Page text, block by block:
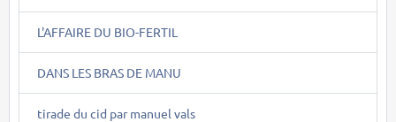
L'AFFAIRE DU BIO-FERTIL
DANS LES BRAS DE MANU
tirade du cid par manuel vals